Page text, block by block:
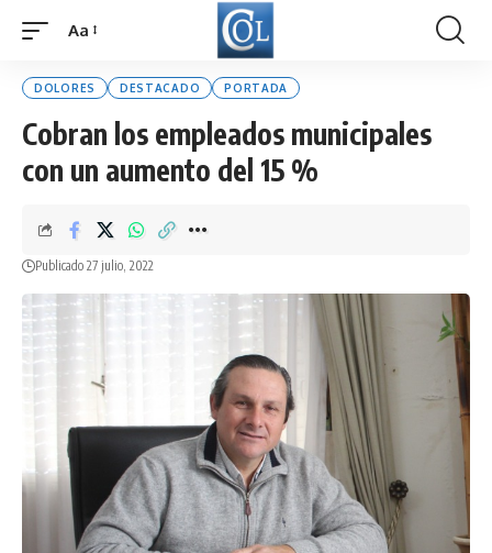
Font
Aa
DOLORES DESTACADO PORTADA
Cobran los empleados municipales
con un aumento del 15 %
Publicado 27 julio, 2022